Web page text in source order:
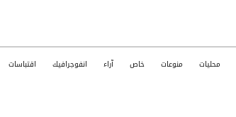
محليات منوعات خاص آراء انفوجرافيك اقتباسات